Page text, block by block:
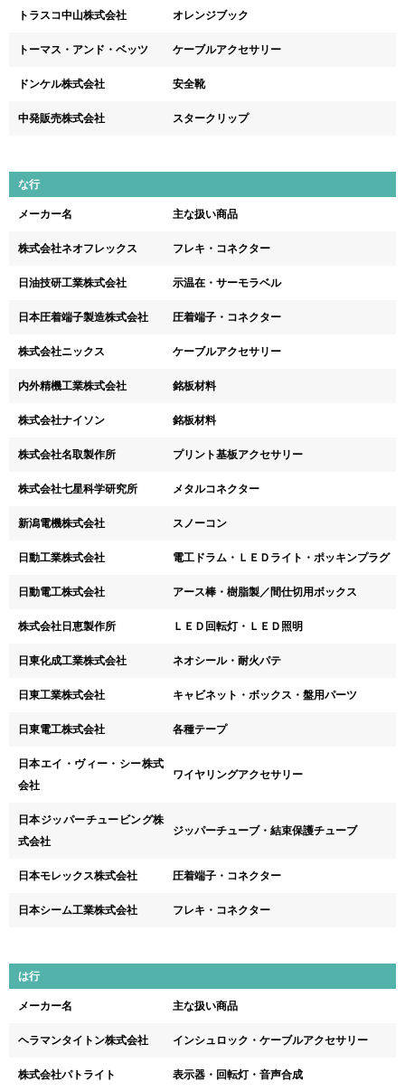
トラスコ中山株式会社 オレンジブック
トーマス・アンド・ベッツ ケーブルアクセサリー
ドンケル株式会社 安全靴
中発販売株式会社 スタークリップ
な行
メーカー名 主な扱い商品
株式会社ネオフレックス フレキ・コネクター
日油技研工業株式会社 示温在・サーモラベル
日本圧着端子製造株式会社 圧着端子・コネクター
株式会社ニックス ケーブルアクセサリー
内外精機工業株式会社 銘板材料
株式会社ナイソン 銘板材料
株式会社名取製作所 プリント基板アクセサリー
株式会社七星科学研究所 メタルコネクター
新潟電機株式会社 スノーコン
日動工業株式会社 電工ドラム・ＬＥＤライト・ポッキンプラグ
日動電工株式会社 アース棒・樹脂製／間仕切用ボックス
株式会社日恵製作所 ＬＥＤ回転灯・ＬＥＤ照明
日東化成工業株式会社 ネオシール・耐火パテ
日東工業株式会社 キャビネット・ボックス・盤用パーツ
日東電工株式会社 各種テープ
日本エイ・ヴィー・シー株式
会社
ワイヤリングアクセサリー
日本ジッパーチュービング株
式会社
ジッパーチューブ・結束保護チューブ
日本モレックス株式会社 圧着端子・コネクター
日本シーム工業株式会社 フレキ・コネクター
は行
メーカー名 主な扱い商品
ヘラマンタイトン株式会社 インシュロック・ケーブルアクセサリー
株式会社パトライト 表示器・回転灯・音声合成